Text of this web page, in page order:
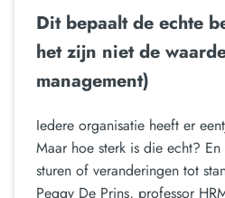
Dit bepaalt de echte
het zijn niet de
management)
Iedere organisatie heeft er
Maar hoe sterk is die echt?
sturen of veranderingen tot
Peggy De Prins, professor